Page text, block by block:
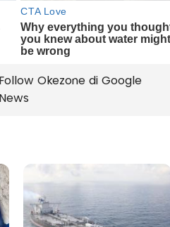
Follow Okezone di Google
News